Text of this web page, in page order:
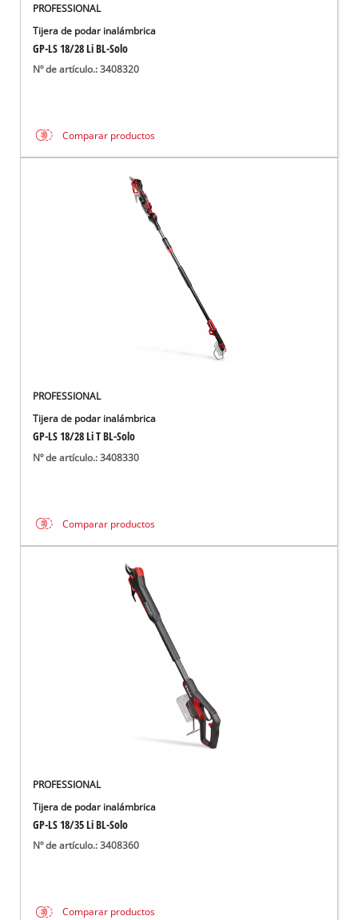
PROFESSIONAL
Tijera de podar inalámbrica
GP-LS 18/28 Li BL-Solo
Nº de artículo.: 3408320
Comparar productos
PROFESSIONAL
Tijera de podar inalámbrica
GP-LS 18/28 Li T BL-Solo
Nº de artículo.: 3408330
Comparar productos
PROFESSIONAL
Tijera de podar inalámbrica
GP-LS 18/35 Li BL-Solo
Nº de artículo.: 3408360
Comparar productos